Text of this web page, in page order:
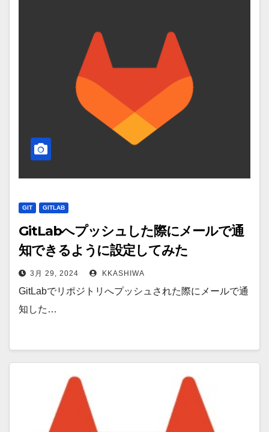
GIT GITLAB
GitLabへプッシュした際にメールで通
知できるように設定してみた
3月 29, 2024 KKASHIWA
GitLabでリポジトリへプッシュされた際にメールで通
知した…